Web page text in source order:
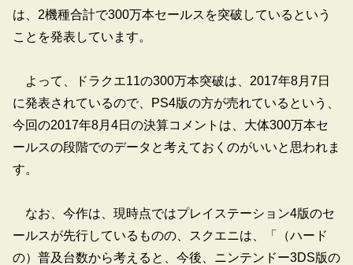
は、2機種合計で300万本セールスを突破しているという
ことを発表しています。
よって、ドラクエ11の300万本突破は、2017年8月7日
に発表されているので、PS4版の方が売れているという、
今回の2017年8月4日の決算コメントは、大体300万本セ
ールスの段階でのデータと考えておくのがいいと思われま
す。
なお、今作は、現時点ではプレイステーション4版のセ
ールスが先行しているものの、スクエニは、「（ハード
の）普及台数から考えると、今後、ニンテンドー3DS版の